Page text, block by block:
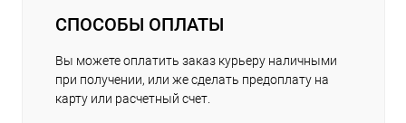
СПОСОБЫ ОПЛАТЫ
Вы можете оплатить заказ курьеру наличными
при получении, или же сделать предоплату на
карту или расчетный счет.